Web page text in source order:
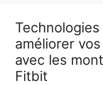
améliorer
avec les
Fitbit